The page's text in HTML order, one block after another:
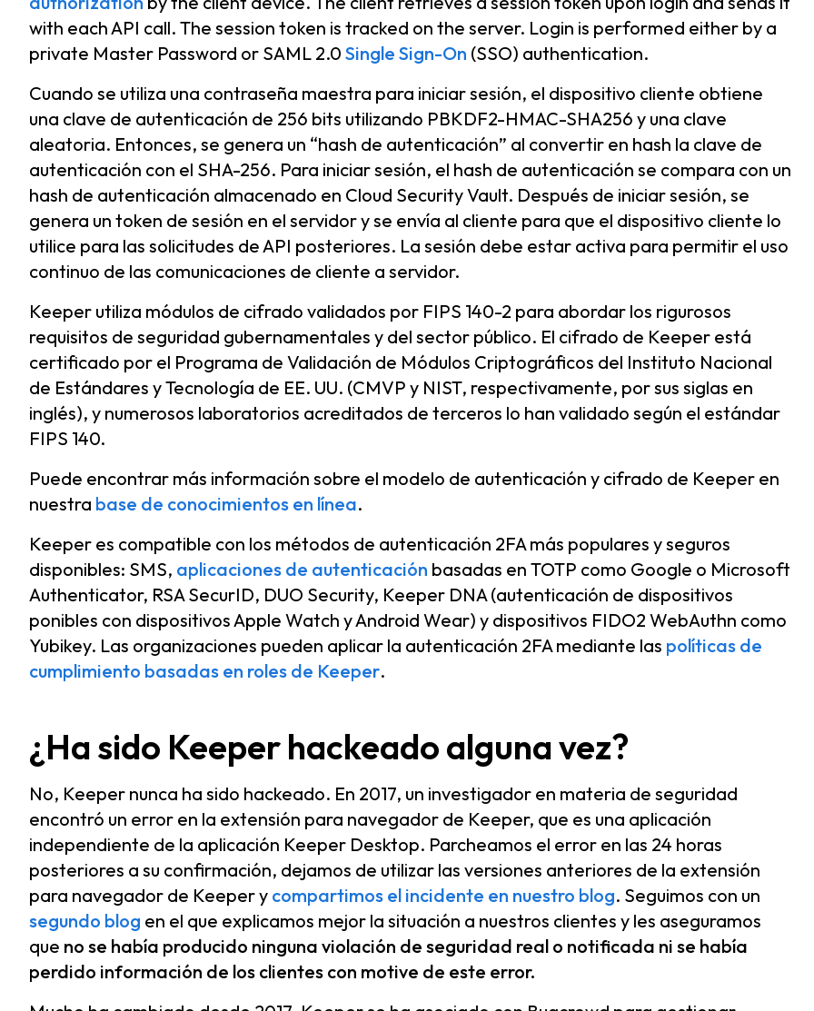
with each API call. The session token is tracked on the server. Login is performed either by a
private Master Password or SAML 2.0 Single Sign-On (SSO) authentication.
Cuando se utiliza una contraseña maestra para iniciar sesión, el dispositivo cliente obtiene
una clave de autenticación de 256 bits utilizando PBKDF2-HMAC-SHA256 y una clave
aleatoria. Entonces, se genera un “hash de autenticación” al convertir en hash la clave de
autenticación con el SHA-256. Para iniciar sesión, el hash de autenticación se compara con un
hash de autenticación almacenado en Cloud Security Vault. Después de iniciar sesión, se
genera un token de sesión en el servidor y se envía al cliente para que el dispositivo cliente lo
utilice para las solicitudes de API posteriores. La sesión debe estar activa para permitir el uso
continuo de las comunicaciones de cliente a servidor.
Keeper utiliza módulos de cifrado validados por FIPS 140-2 para abordar los rigurosos
requisitos de seguridad gubernamentales y del sector público. El cifrado de Keeper está
certificado por el Programa de Validación de Módulos Criptográficos del Instituto Nacional
de Estándares y Tecnología de EE. UU. (CMVP y NIST, respectivamente, por sus siglas en
inglés), y numerosos laboratorios acreditados de terceros lo han validado según el estándar
FIPS 140.
Puede encontrar más información sobre el modelo de autenticación y cifrado de Keeper en
nuestra base de conocimientos en línea.
Keeper es compatible con los métodos de autenticación 2FA más populares y seguros
disponibles: SMS, aplicaciones de autenticación basadas en TOTP como Google o Microsoft
Authenticator, RSA SecurID, DUO Security, Keeper DNA (autenticación de dispositivos
ponibles con dispositivos Apple Watch y Android Wear) y dispositivos FIDO2 WebAuthn como
Yubikey. Las organizaciones pueden aplicar la autenticación 2FA mediante las políticas de
cumplimiento basadas en roles de Keeper.
¿Ha sido Keeper hackeado alguna vez?
No, Keeper nunca ha sido hackeado. En 2017, un investigador en materia de seguridad
encontró un error en la extensión para navegador de Keeper, que es una aplicación
independiente de la aplicación Keeper Desktop. Parcheamos el error en las 24 horas
posteriores a su confirmación, dejamos de utilizar las versiones anteriores de la extensión
para navegador de Keeper y compartimos el incidente en nuestro blog. Seguimos con un
segundo blog en el que explicamos mejor la situación a nuestros clientes y les aseguramos
que no se había producido ninguna violación de seguridad real o notificada ni se había
perdido información de los clientes con motive de este error.